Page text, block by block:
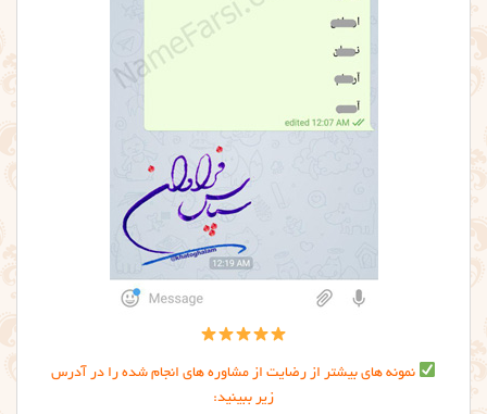
نمونه های بیشتر از رضایت از مشاوره های انجام شده را در آدرس
زیر ببینید: